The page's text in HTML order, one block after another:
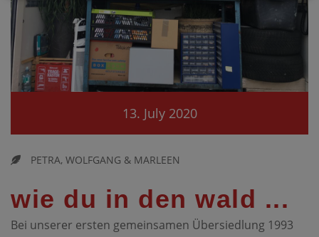
13. July 2020
PETRA, WOLFGANG & MARLEEN
wie du in den wald ...
Bei unserer ersten gemeinsamen Übersiedlung 1993